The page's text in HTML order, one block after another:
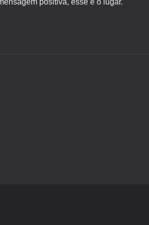
positiva, esse é o lugar.